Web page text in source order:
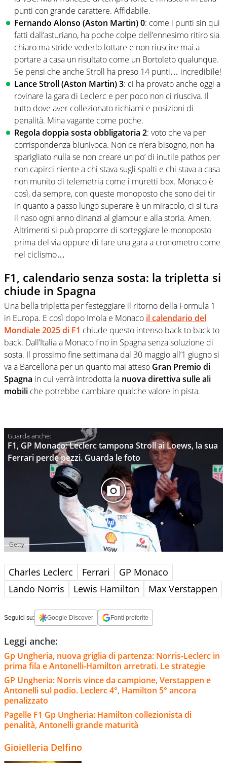
punti con grande carattere. Affidabile.
Fernando Alonso (Aston Martin) 0: come i punti sin qui
fatti dall’asturiano, ha poche colpe dell’ennesimo ritiro sia
chiaro ma stride vederlo lottare e non riuscire mai a
portare a casa un risultato come un Bortoleto qualunque.
Se pensi che anche Stroll ha preso 14 punti… incredibile!
Lance Stroll (Aston Martin) 3: ci ha provato anche oggi a
rovinare la gara di Leclerc e per poco non ci riusciva. Il
tutto dove aver collezionato richiami e posizioni di
penalità. Mina vagante come poche.
Regola doppia sosta obbligatoria 2: voto che va per
corrispondenza biunivoca. Non ce n’era bisogno, non ha
sparigliato nulla se non creare un po’ di inutile pathos per
non capirci niente a chi stava sugli spalti e chi stava a casa
non munito di telemetria come i muretti box. Monaco è
così, da sempre, con queste monoposto che sono dei tir
in quanto a passo lungo superare è un miracolo, ci si tura
il naso ogni anno dinanzi al glamour e alla storia. Amen.
Altrimenti si può proporre di sorteggiare le monoposto
prima del via oppure di fare una gara a cronometro come
nel ciclismo…
F1, calendario senza sosta: la tripletta si
chiude in Spagna
Una bella tripletta per festeggiare il ritorno della Formula 1
in Europa. E così dopo Imola e Monaco il calendario del
Mondiale 2025 di F1 chiude questo intenso back to back to
back. Dall’Italia a Monaco fino in Spagna senza soluzione di
sosta. Il prossimo fine settimana dal 30 maggio all’1 giugno si
va a Barcellona per un quanto mai atteso Gran Premio di
Spagna in cui verrà introdotta la nuova direttiva sulle ali
mobili che potrebbe cambiare qualche valore in pista.
F1, GP Monaco: Leclerc tampona Stroll ai Loews, la sua
Ferrari perde pezzi. Guarda le foto
Getty
Charles Leclerc Ferrari
GP Monaco
Lando Norris
Lewis Hamilton Max Verstappen
Seguici su: Google Discover Fonti preferite
Leggi anche:
Gp Ungheria, nuova griglia di partenza: Norris-Leclerc in
prima fila e Antonelli-Hamilton arretrati. Le strategie
GP Ungheria: Norris vince da campione, Verstappen e
Antonelli sul podio. Leclerc 4°, Hamilton 5° ancora
penalizzato
Pagelle F1 Gp Ungheria: Hamilton collezionista di
penalità, Antonelli grande maturità
Gioielleria Delfino